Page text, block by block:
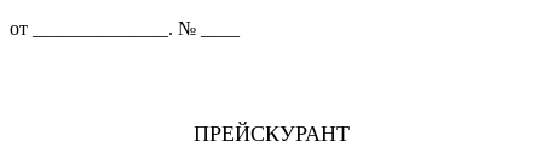
от ______________. № ____
ПРЕЙСКУРАНТ